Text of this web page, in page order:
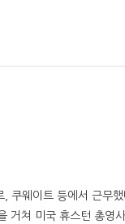
쿠웨이트 등에서 근무했
거쳐 미국 휴스턴 총영